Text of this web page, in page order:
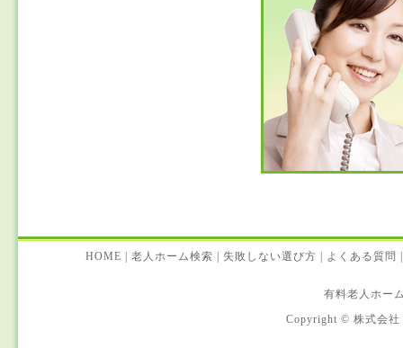
HOME 老人ホーム検索 失敗しない選び方 よくある質問
有料老人ホー
Copyright © 株式会社